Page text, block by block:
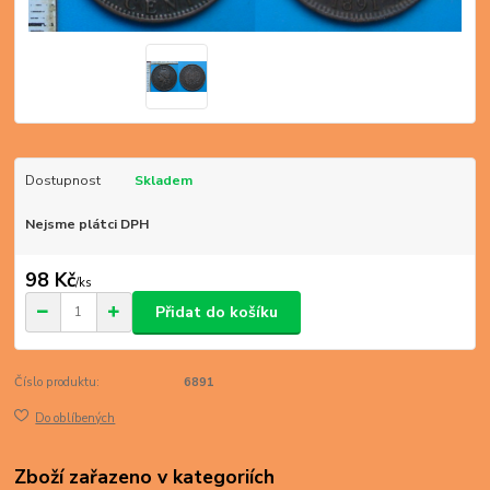
Dostupnost Skladem
Nejsme plátci DPH
98 Kč/ks
Přidat do košíku
Číslo produktu: 6891
Do oblíbených
Zboží zařazeno v kategoriích